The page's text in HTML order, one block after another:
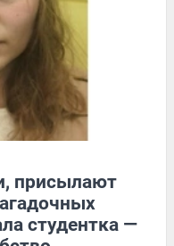
присылают
студентка —